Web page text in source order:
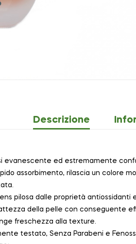
Descrizione
evanescente ed estremamente
assorbimento, rilascia un colore
pilosa dalle proprietà antiossidanti
della pelle con conseguente
freschezza alla texture.
testato, Senza Parabeni e